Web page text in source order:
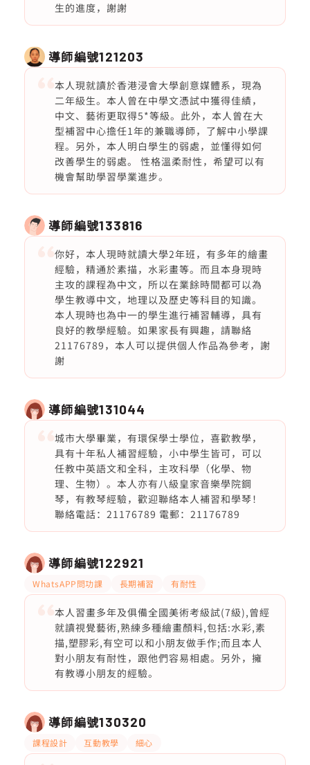
生的進度，謝謝
導師編號121203
本人現就讀於香港浸會大學創意媒體系，現為
二年級生。本人曾在中學文憑試中獲得佳績，
中文、藝術更取得5*等級。此外，本人曾在大
型補習中心擔任1年的兼職導師，了解中小學課
程。另外，本人明白學生的弱處，並懂得如何
改善學生的弱處。 性格溫柔耐性，希望可以有
機會幫助學習學業進步。
導師編號133816
你好，本人現時就讀大學2年班，有多年的繪畫
經驗，精通於素描，水彩畫等。而且本身現時
主攻的課程為中文，所以在業餘時間都可以為
學生教導中文，地理以及歷史等科目的知識。
本人現時也為中一的學生進行補習輔導，具有
良好的教學經驗。如果家長有興趣，請聯絡
21176789，本人可以提供個人作品為參考，謝
謝
導師編號131044
城市大學畢業，有環保學士學位，喜歡教學，
具有十年私人補習經驗，小中學生皆可，可以
任教中英語文和全科，主攻科學（化學、物
理、生物）。本人亦有八級皇家音樂學院鋼
琴，有教琴經驗，歡迎聯絡本人補習和學琴！
聯絡電話：21176789 電郵：21176789
導師編號122921
WhatsAPP問功課 長期補習 有耐性
本人習畫多年及俱備全國美術考級試(7級),曾經
就讀視覺藝術,熟練多種繪畫顏料,包括:水彩,素
描,塑膠彩,有空可以和小朋友做手作;而且本人
對小朋友有耐性，跟他們容易相處。另外，擁
有教導小朋友的經驗。
導師編號130320
課程設計 互動教學 細心